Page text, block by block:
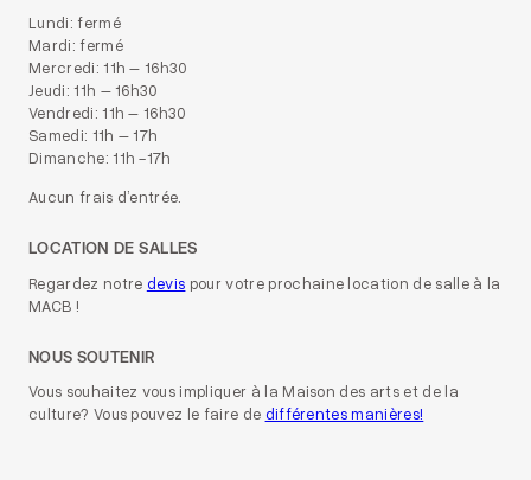
Lundi: fermé
Mardi: fermé
Mercredi: 11h – 16h30
Jeudi: 11h – 16h30
Vendredi: 11h – 16h30
Samedi: 11h – 17h
Dimanche: 11h -17h
Aucun frais d’entrée.
LOCATION DE SALLES
Regardez notre devis pour votre prochaine location de salle à la
MACB !
NOUS SOUTENIR
Vous souhaitez vous impliquer à la Maison des arts et de la
culture? Vous pouvez le faire de différentes manières!